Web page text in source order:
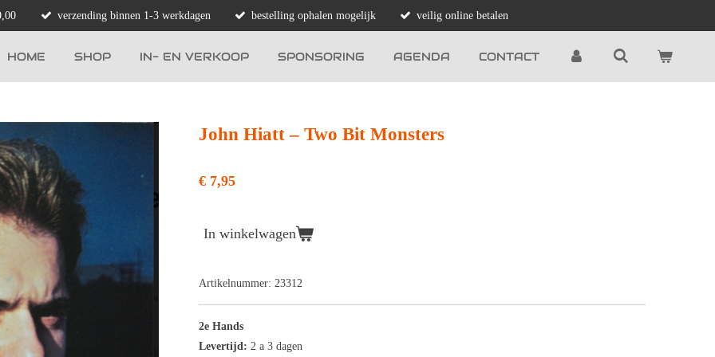
verzending binnen 1-3 werkdagen bestelling ophalen mogelijk veilig online betalen
HOME SHOP IN- EN VERKOOP SPONSORING AGENDA CONTACT
John Hiatt – Two Bit Monsters
€ 7,95
In winkelwagen
Artikelnummer: 23312
2e Hands
Levertijd: 2 a 3 dagen